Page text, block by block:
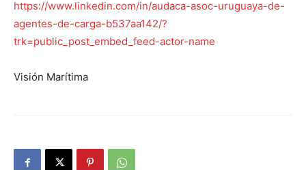
https://www.linkedin.com/in/audaca-asoc-uruguaya-de-
agentes-de-carga-b537aa142/?
trk=public_post_embed_feed-actor-name
Visión Marítima